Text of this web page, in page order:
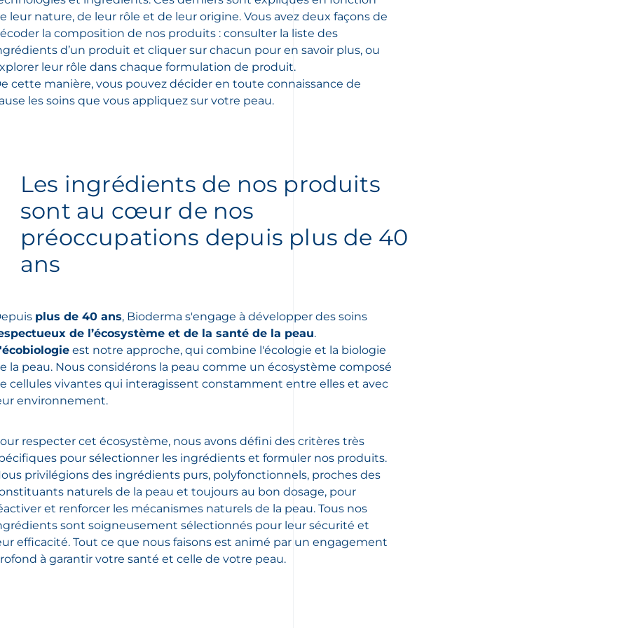
leur nature, de leur rôle et de leur origine. Vous avez deux façons de
la composition de nos produits : consulter la liste des
d’un produit et cliquer sur chacun pour en savoir plus, ou
leur rôle dans chaque formulation de produit.
cette manière, vous pouvez décider en toute connaissance de
les soins que vous appliquez sur votre peau.
Les ingrédients de nos produits
sont au cœur de nos
préoccupations depuis plus de 40
ans
plus de 40 ans, Bioderma s'engage à développer des soins
de l’écosystème et de la santé de la peau.
est notre approche, qui combine l'écologie et la biologie
la peau. Nous considérons la peau comme un écosystème composé
cellules vivantes qui interagissent constamment entre elles et avec
environnement.
respecter cet écosystème, nous avons défini des critères très
pour sélectionner les ingrédients et formuler nos produits.
privilégions des ingrédients purs, polyfonctionnels, proches des
naturels de la peau et toujours au bon dosage, pour
et renforcer les mécanismes naturels de la peau. Tous nos
sont soigneusement sélectionnés pour leur sécurité et
efficacité. Tout ce que nous faisons est animé par un engagement
à garantir votre santé et celle de votre peau.